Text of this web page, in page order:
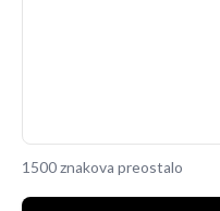
1500 znakova preostalo